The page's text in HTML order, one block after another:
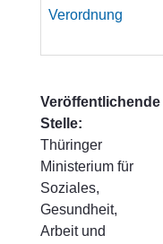
Verordnung
Veröffentlichende
Stelle:
Thüringer
Ministerium für
Soziales,
Gesundheit,
Arbeit und